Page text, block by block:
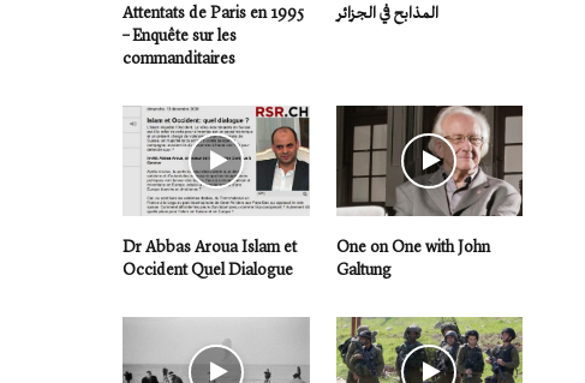
Attentats de Paris en 1995
– Enquête sur les
commanditaires
المذابح في الجزائر
Dr Abbas Aroua Islam et
Occident Quel Dialogue
One on One with John
Galtung